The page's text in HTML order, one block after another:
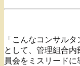
「こんなコンサル
として、管理組合
員会をミスリードに